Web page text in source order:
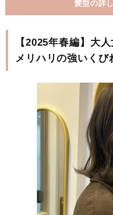
髪型の詳
【2025年春編】大
メリハリの強いくび